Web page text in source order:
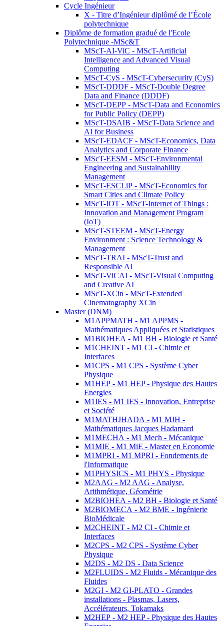
Cycle Ingénieur
X - Titre d’Ingénieur diplômé de l’École
polytechnique
Diplôme de formation gradué de l'Ecole
Polytechnique -MSc&T
MScT-AI-ViC - MScT-Artificial
Intelligence and Advanced Visual
Computing
MScT-CyS - MScT-Cybersecurity (CyS)
MScT-DDDF - MScT-Double Degree
Data and Finance (DDDF)
MScT-DEPP - MScT-Data and Economics
for Public Policy (DEPP)
MScT-DSAIB - MScT-Data Science and
AI for Business
MScT-EDACF - MScT-Economics, Data
Analytics and Corporate Finance
MScT-EESM - MScT-Environmental
Engineering and Sustainability
Management
MScT-ESCLiP - MScT-Economics for
Smart Cities and Climate Policy
MScT-IOT - MScT-Internet of Things :
Innovation and Management Program
(IoT)
MScT-STEEM - MScT-Energy
Environment : Science Technology &
Management
MScT-TRAI - MScT-Trust and
Responsible AI
MScT-ViCAI - MScT-Visual Computing
and Creative AI
MScT-XCin - MScT-Extended
Cinematography XCin
Master (DNM)
M1APPMATH - M1 APPMS -
Mathématiques Appliquées et Statistiques
M1BIOHEA - M1 BH - Biologie et Santé
M1CHEINT - M1 CI - Chimie et
Interfaces
M1CPS - M1 CPS - Système Cyber
Physique
M1HEP - M1 HEP - Physique des Hautes
Energies
M1IES - M1 IES - Innovation, Entreprise
et Société
M1MATHJHADA - M1 MJH -
Mathématiques Jacques Hadamard
M1MECHA - M1 Mech - Mécanique
M1MIE - M1 MiE - Master en Economie
M1MPRI - M1 MPRI - Fondements de
l'Informatique
M1PHYSICS - M1 PHYS - Physique
M2AAG - M2 AAG - Analyse,
Arithmétique, Géométrie
M2BIOHEA - M2 BH - Biologie et Santé
M2BIOMECA - M2 BME - Ingénierie
BioMédicale
M2CHEINT - M2 CI - Chimie et
Interfaces
M2CPS - M2 CPS - Système Cyber
Physique
M2DS - M2 DS - Data Science
M2FLUIDS - M2 Fluids - Mécanique des
Fluides
M2GI - M2 GI-PLATO - Grandes
installations - Plasmas, Lasers,
Accélérateurs, Tokamaks
M2HEP - M2 HEP - Physique des Hautes